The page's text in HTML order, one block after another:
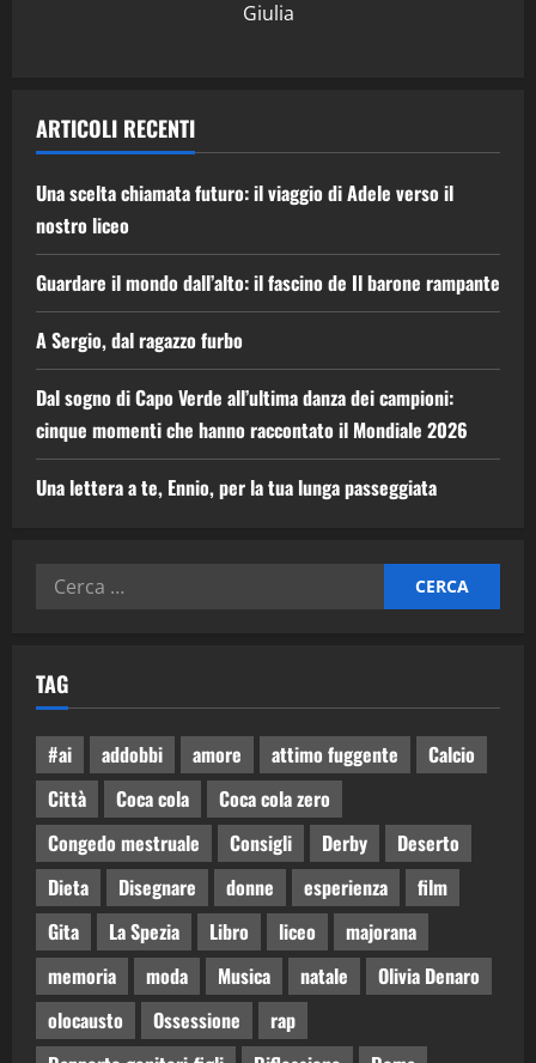
Giulia
ARTICOLI RECENTI
Una scelta chiamata futuro: il viaggio di Adele verso il
nostro liceo
Guardare il mondo dall’alto: il fascino de Il barone rampante
A Sergio, dal ragazzo furbo
Dal sogno di Capo Verde all’ultima danza dei campioni:
cinque momenti che hanno raccontato il Mondiale 2026
Una lettera a te, Ennio, per la tua lunga passeggiata
TAG
#ai addobbi amore attimo fuggente
Calcio
Città
Coca cola
Coca cola zero
Congedo mestruale
Consigli Derby
Deserto
Dieta
Disegnare donne esperienza
film
Gita
La Spezia Libro liceo
majorana
memoria
moda Musica natale
Olivia Denaro
olocausto
Ossessione
rap